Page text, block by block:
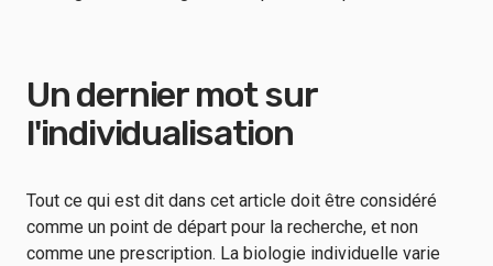
Un dernier mot sur
l'individualisation
Tout ce qui est dit dans cet article doit être considéré
comme un point de départ pour la recherche, et non
comme une prescription. La biologie individuelle varie